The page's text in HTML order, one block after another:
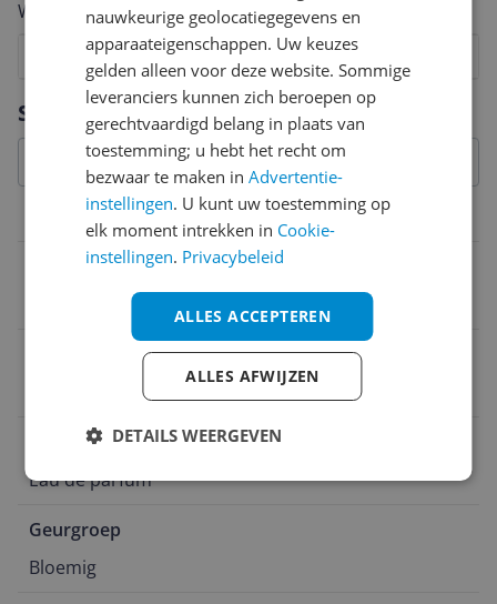
Specificaties
Belangrijkste kenmerken
Geschikt voor
Eau de parfum
Geurgroep
Bloemig
Welk cijfer geef jij dit product?
7
6
5
4
3
2
Vraag 1 van 4
nauwkeurige geolocatiegegevens en
apparaateigenschappen. Uw keuzes
gelden alleen voor deze website. Sommige
leveranciers kunnen zich beroepen op
gerechtvaardigd belang in plaats van
toestemming; u hebt het recht om
bezwaar te maken inAdvertentie-
instellingen. U kunt uw toestemming op
elk moment intrekken in Cookie-
instellingen. Privacybeleid
ALLES ACCEPTEREN
ALLES AFWIJZEN
DETAILS WEERGEVEN